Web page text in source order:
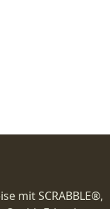
mit SCRABBLE®,